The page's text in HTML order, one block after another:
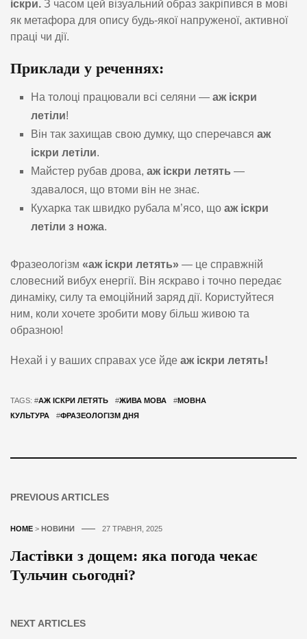
іскри. З часом цей візуальний образ закріпився в мові
як метафора для опису будь-якої напруженої, активної
праці чи дії.
Приклади у реченнях:
На толоці працювали всі селяни — аж іскри
летіли!
Він так захищав свою думку, що сперечався аж
іскри летіли.
Майстер рубав дрова, аж іскри летять —
здавалося, що втоми він не знає.
Кухарка так швидко рубала м’ясо, що аж іскри
летіли з ножа.
Фразеологізм «аж іскри летять» — це справжній
словесний вибух енергії. Він яскраво і точно передає
динаміку, силу та емоційний заряд дії. Користуйтеся
ним, коли хочете зробити мову більш живою та
образною!
Нехай і у ваших справах усе йде аж іскри летять!
TAGS: #АЖ ІСКРИ ЛЕТЯТЬ #ЖИВА МОВА #МОВНА
КУЛЬТУРА
#ФРАЗЕОЛОГІЗМ ДНЯ
PREVIOUS ARTICLES
HOME > НОВИНИ 27 ТРАВНЯ, 2025
Ластівки з дощем: яка погода чекає
Тульчин сьогодні?
NEXT ARTICLES